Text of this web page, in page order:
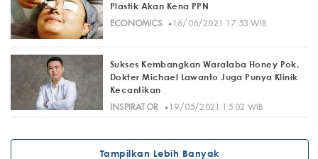
Plastik Akan Kena PPN
ECONOMICS· 16/06/2021 17:53 WIB
Sukses Kembangkan Waralaba Honey Pok,
Dokter Michael Lawanto Juga Punya Klinik
Kecantikan
INSPIRATOR
· 19/05/2021 15:02 WIB
Tampilkan Lebih Banyak